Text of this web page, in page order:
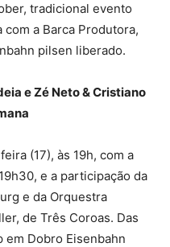
tradicional evento
a Barca Produtora,
pilsen liberado.
e Zé Neto & Cristiano
(17), às 19h, com a
e a participação da
e da Orquestra
de Três Coroas. Das
em Dobro Eisenbahn